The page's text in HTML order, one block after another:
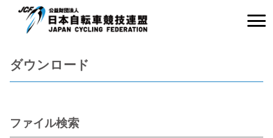
ダウンロード
ファイル検索